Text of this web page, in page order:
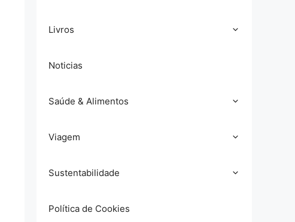
Livros
Noticias
Saúde & Alimentos
Viagem
Sustentabilidade
Política de Cookies